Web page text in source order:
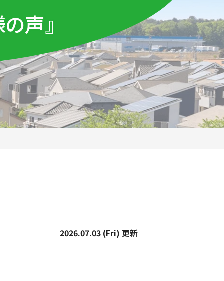
声』
2026.07.03 (Fri) 更新